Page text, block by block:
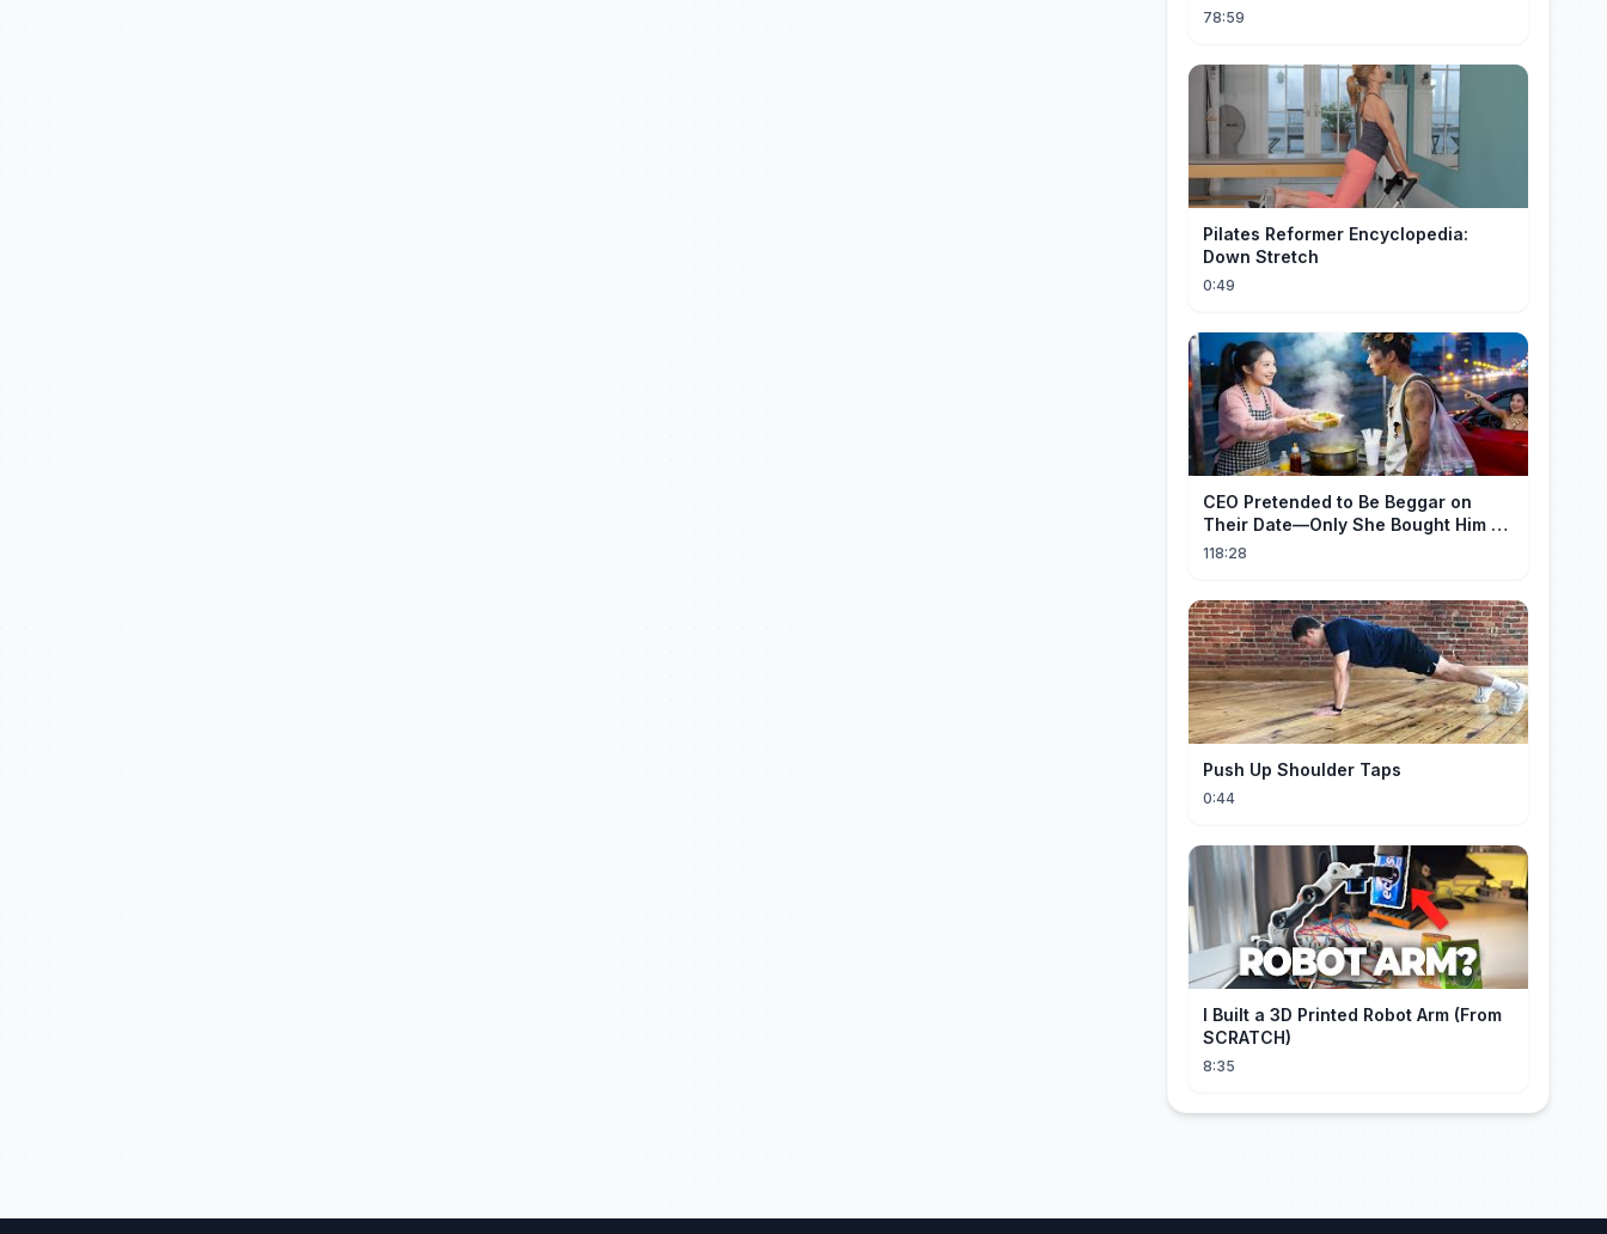
78:59
Pilates Reformer Encyclopedia:
Down Stretch
0:49
CEO Pretended to Be Beggar on
Their Date—Only She Bought Him a
Meal, and He Fell in Love!
118:28
Push Up Shoulder Taps
0:44
I Built a 3D Printed Robot Arm (From
SCRATCH)
8:35